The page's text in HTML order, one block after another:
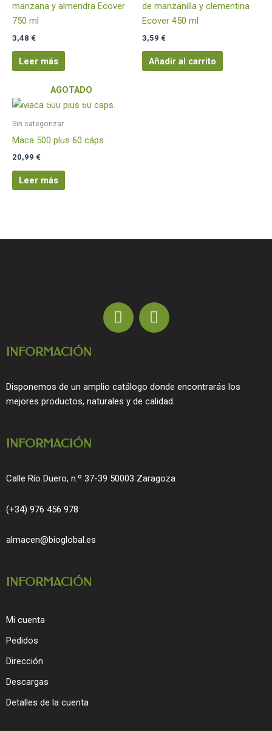
manzana y almendra Ecover
750 ml
3,48 €
Leer más
de manzanilla y clementina
Ecover 450 ml
3,59 €
Añadir al carrito
AGOTADO
Sin categorizar
Maca 500 plus 60 cáps.
20,99 €
Leer más
F
a
o
o
I
n
g
r
INFORMACIÓN
Disponemos de un amplio catálogo donde encontrarás los
mejores productos, naturales y de calidad.
INFORMACIÓN
Calle Río Duero, n.º 37-39 50003 Zaragoza
(+34) 976 456 978
almacen@bioglobal.es
INFORMACIÓN
Mi cuenta
Pedidos
Dirección
Descargas
Detalles de la cuenta